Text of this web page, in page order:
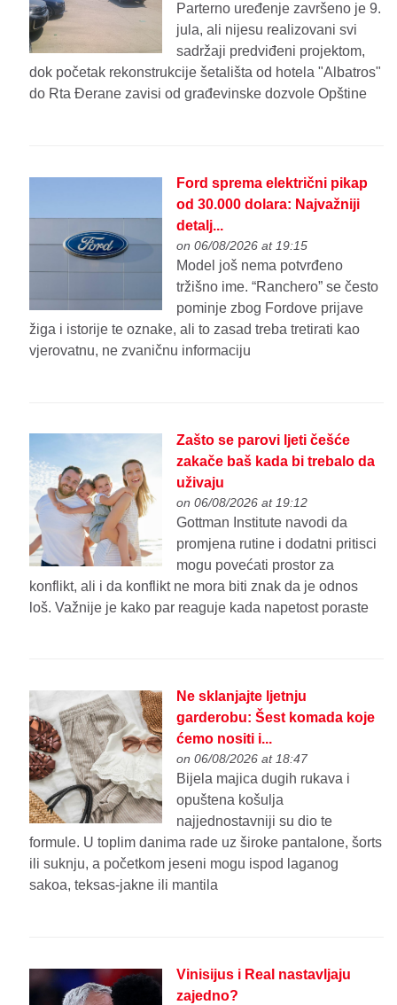
Parterno uređenje završeno je 9.
jula, ali nijesu realizovani svi
sadržaji predviđeni projektom,
dok početak rekonstrukcije šetališta od hotela "Albatros"
do Rta Đerane zavisi od građevinske dozvole Opštine
Ford sprema električni pikap
od 30.000 dolara: Najvažniji
detalj...
on 06/08/2026 at 19:15
Model još nema potvrđeno
tržišno ime. “Ranchero” se često
pominje zbog Fordove prijave
žiga i istorije te oznake, ali to zasad treba tretirati kao
vjerovatnu, ne zvaničnu informaciju
Zašto se parovi ljeti češće
zakače baš kada bi trebalo da
uživaju
on 06/08/2026 at 19:12
Gottman Institute navodi da
promjena rutine i dodatni pritisci
mogu povećati prostor za
konflikt, ali i da konflikt ne mora biti znak da je odnos
loš. Važnije je kako par reaguje kada napetost poraste
Ne sklanjajte ljetnju
garderobu: Šest komada koje
ćemo nositi i...
on 06/08/2026 at 18:47
Bijela majica dugih rukava i
opuštena košulja
najjednostavniji su dio te
formule. U toplim danima rade uz široke pantalone, šorts
ili suknju, a početkom jeseni mogu ispod laganog
sakoa, teksas-jakne ili mantila
Vinisijus i Real nastavljaju
zajedno?